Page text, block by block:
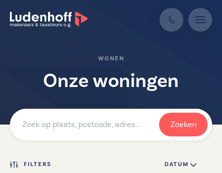
WONEN
Onze woningen
Zoeken
FILTERS DATUM ↓